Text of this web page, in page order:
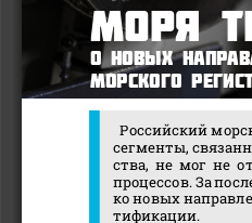
Моря
О новых
морского
Российский
сегменты,
ства, не мог не
процессов. За
ко новых
тификации.